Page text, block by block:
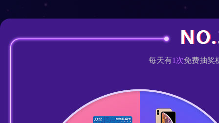
每天有1次免费抽奖